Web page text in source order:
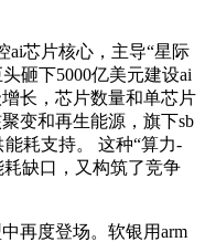
ai芯片核心，主导“星际
砸下5000亿美元建设ai
长，芯片数量和单芯片
变和再生能源，旗下sb
能耗支持。 这种“算力-
缺口，又构筑了竞争
再度登场。软银用arm